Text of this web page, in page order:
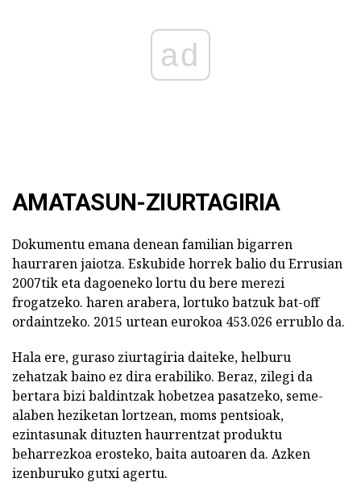
ad
AMATASUN-ZIURTAGIRIA
Dokumentu emana denean familian bigarren
haurraren jaiotza. Eskubide horrek balio du Errusian
2007tik eta dagoeneko lortu du bere merezi
frogatzeko. haren arabera, lortuko batzuk bat-off
ordaintzeko. 2015 urtean eurokoa 453.026 errublo da.
Hala ere, guraso ziurtagiria daiteke, helburu
zehatzak baino ez dira erabiliko. Beraz, zilegi da
bertara bizi baldintzak hobetzea pasatzeko, seme-
alaben heziketan lortzean, moms pentsioak,
ezintasunak dituzten haurrentzat produktu
beharrezkoa erosteko, baita autoaren da. Azken
izenburuko gutxi agertu.